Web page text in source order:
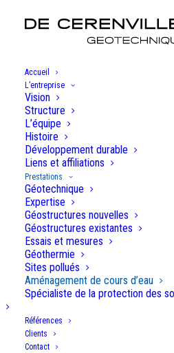
Accueil
L’entreprise
Vision
Structure
L’équipe
Histoire
Développement durable
Liens et affiliations
Prestations
Géotechnique
Expertise
Géostructures nouvelles
Géostructures existantes
Essais et mesures
Géothermie
Sites pollués
Aménagement de cours d’eau
Spécialiste de la protection des
Références
Clients
Contact
Prestations
Aménagement des
Parmi les domaines connexes
l’environnement, De Cérenville
l’aménagement et la
Voir nos références